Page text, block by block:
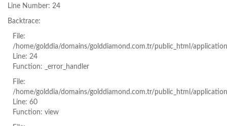
Line Number: 24
Backtrace:
File:
/home/golddia/domains/golddiamond.com.tr/public_html/
Line: 24
Function: _error_handler
File:
/home/golddia/domains/golddiamond.com.tr/public_html/
Line: 60
Function: view